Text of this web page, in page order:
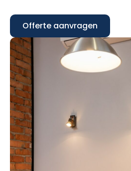
Offerte aanvragen